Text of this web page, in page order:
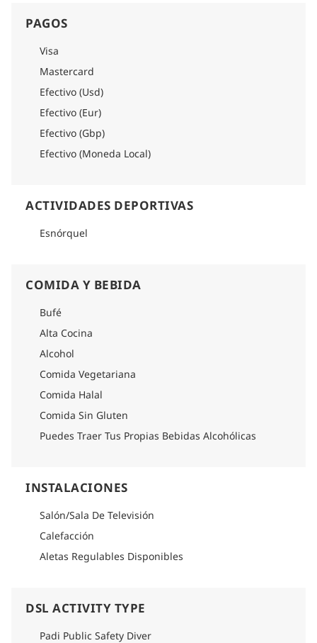
PAGOS
Visa
Mastercard
Efectivo (Usd)
Efectivo (Eur)
Efectivo (Gbp)
Efectivo (Moneda Local)
ACTIVIDADES DEPORTIVAS
Esnórquel
COMIDA Y BEBIDA
Bufé
Alta Cocina
Alcohol
Comida Vegetariana
Comida Halal
Comida Sin Gluten
Puedes Traer Tus Propias Bebidas Alcohólicas
INSTALACIONES
Salón/Sala De Televisión
Calefacción
Aletas Regulables Disponibles
DSL ACTIVITY TYPE
Padi Public Safety Diver